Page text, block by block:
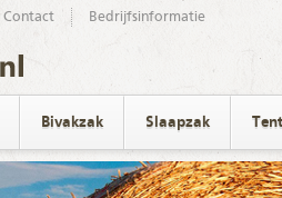
Contact Bedrijfsinformatie
Bivakzak Slaapzak Tent